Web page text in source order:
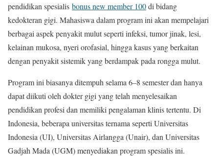
pendidikan spesialis bonus new member 100di bidang
kedokteran gigi. Mahasiswa dalam program ini akan mempelajari
berbagai aspek penyakit mulut seperti infeksi, tumor jinak, lesi,
kelainan mukosa, nyeri orofasial, hingga kasus yang berkaitan
dengan penyakit sistemik yang berdampak pada rongga mulut.
Program ini biasanya ditempuh selama 6–8 semester dan hanya
dapat diikuti oleh dokter gigi yang telah menyelesaikan
pendidikan profesi dan memiliki pengalaman klinis tertentu. Di
Indonesia, beberapa universitas ternama seperti Universitas
Indonesia (UI), Universitas Airlangga (Unair), dan Universitas
Gadjah Mada (UGM) menyediakan program spesialis ini.